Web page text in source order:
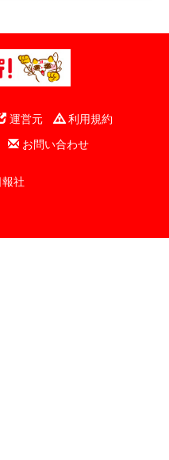
運営元
利用規約
お問い合わせ
社